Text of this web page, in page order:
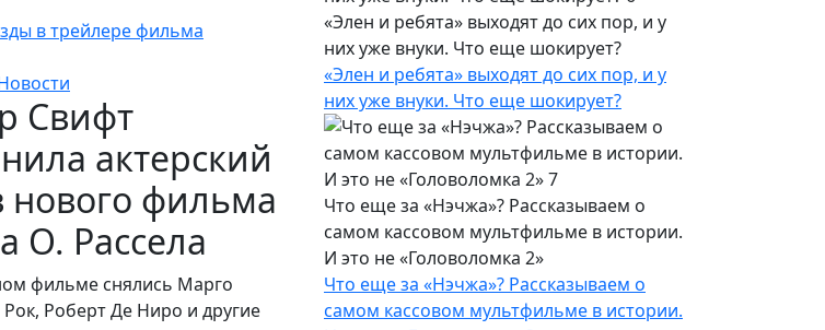
в трейлере фильма
Свифт
актерский
нового фильма
О. Рассела
фильме снялись Марго
Роберт Де Ниро и другие
«Элен и ребята» выходят до сих пор, и у
них уже внуки. Что еще шокирует?
«Элен и ребята» выходят до сих пор, и у
них уже внуки. Что еще шокирует?
Что еще за «Нэчжа»? Рассказываем о
самом кассовом мультфильме в истории.
И это не «Головоломка 2»
Что еще за «Нэчжа»? Рассказываем о
самом кассовом мультфильме в истории.